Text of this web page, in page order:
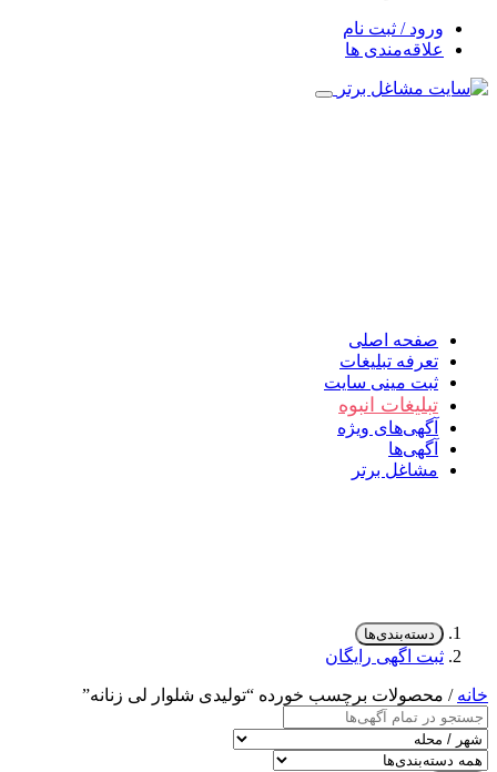
ورود / ثبت نام
علاقه‌مندی ها
صفحه اصلی
تعرفه تبلیغات
ثبت مینی سایت
تبلیغات انبوه
آگهی‌های ویژه
آگهی‌ها
مشاغل برتر
دسته‌بندی‌ها
ثبت اگهی رایگان
خانه / محصولات برچسب خورده “تولیدی شلوار لی زنانه”